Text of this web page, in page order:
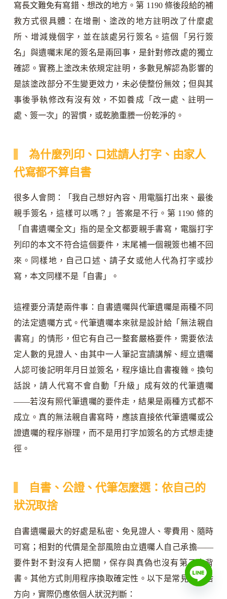
寫長文難免有寫錯、想改的地方。第 1190 條後段給的補
救方式很具體：在增刪、塗改的地方註明改了什麼處
所、增減幾個字，並在該處另行簽名。這個「另行簽
名」與遺囑末尾的簽名是兩回事，是針對修改處的獨立
確認。實務上塗改未依規定註明，多數見解認為影響的
是該塗改部分不生變更效力，未必使整份無效；但與其
事後爭執修改有沒有效，不如養成「改一處、註明一
處、簽一次」的習慣，或乾脆重謄一份乾淨的。
為什麼列印、口述請人打字、由家人
代寫都不算自書
很多人會問：「我自己想好內容、用電腦打出來、最後
親手簽名，這樣可以嗎？」答案是不行。第 1190 條的
「自書遺囑全文」指的是全文都要親手書寫，電腦打字
列印的本文不符合這個要件，末尾補一個親簽也補不回
來。同樣地，自己口述、請子女或他人代為打字或抄
寫，本文同樣不是「自書」。
這裡要分清楚兩件事：自書遺囑與代筆遺囑是兩種不同
的法定遺囑方式。代筆遺囑本來就是設計給「無法親自
書寫」的情形，但它有自己一整套嚴格要件，需要依法
定人數的見證人、由其中一人筆記宣讀講解、經立遺囑
人認可後記明年月日並簽名，程序遠比自書複雜。換句
話說，請人代寫不會自動「升級」成有效的代筆遺囑
——若沒有照代筆遺囑的要件走，結果是兩種方式都不
成立。真的無法親自書寫時，應該直接依代筆遺囑或公
證遺囑的程序辦理，而不是用打字加簽名的方式想走捷
徑。
自書、公證、代筆怎麼選：依自己的
狀況取捨
自書遺囑最大的好處是私密、免見證人、零費用、隨時
可寫；相對的代價是全部風險由立遺囑人自己承擔——
要件對不對沒有人把關，保存與真偽也沒有第三方背
書。其他方式則用程序換取確定性。以下是常見的取捨
方向，實際仍應依個人狀況判斷：